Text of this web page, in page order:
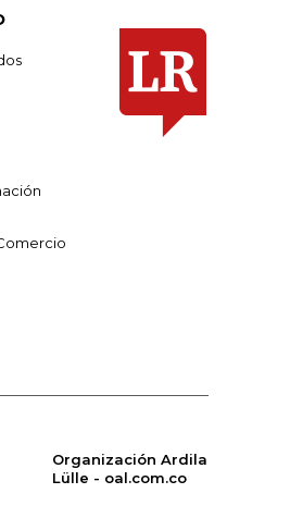
Organización Ardila
Lülle - oal.com.co